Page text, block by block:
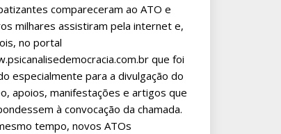
compareceram ao ATO e
milhares assistiram pela internet e,
no portal
que foi
especialmente para a divulgação do
apoios, manifestações e artigos que
à convocação da chamada.
tempo, novos ATOs